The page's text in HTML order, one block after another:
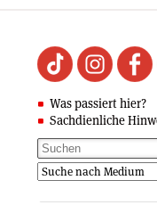
Was passiert hier?
Sachdienliche